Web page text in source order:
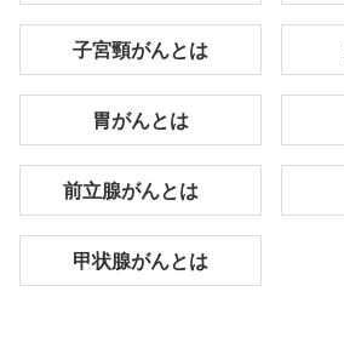
子宮頸がんとは
胃がんとは
前立腺がんとは
甲状腺がんとは